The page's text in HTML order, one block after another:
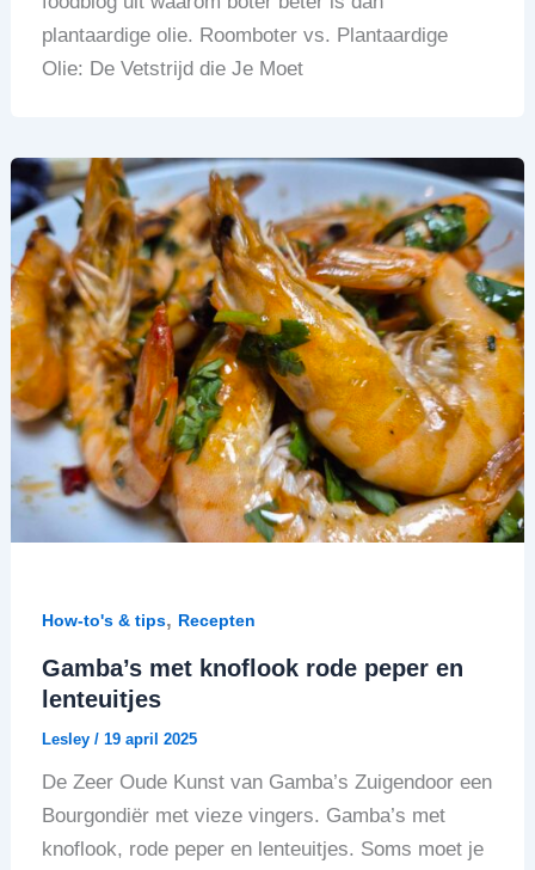
plantaardige olie. Roomboter vs. Plantaardige
Olie: De Vetstrijd die Je Moet
How-to's & tips, Recepten
Gamba’s met knoflook rode peper en
lenteuitjes
Lesley / 19 april 2025
De Zeer Oude Kunst van Gamba’s Zuigendoor een
Bourgondiër met vieze vingers. Gamba’s met
knoflook, rode peper en lenteuitjes. Soms moet je